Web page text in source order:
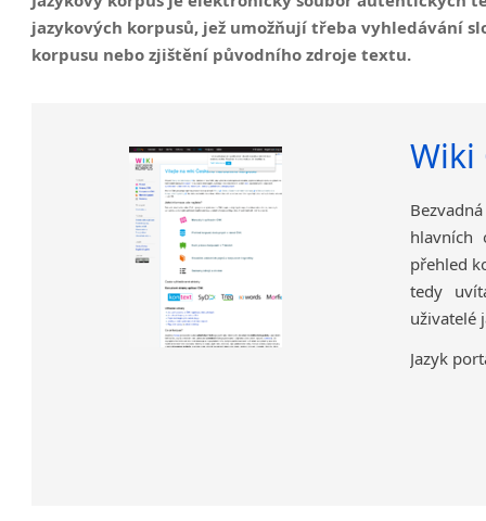
jazykových korpusů, jež umožňují třeba vyhledávání
korpusu nebo zjištění původního zdroje textu.
Wiki
hlavních
přehled
tedy
uživatelé
Jazyk